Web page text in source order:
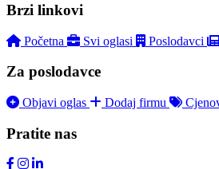
Brzi linkovi
Početna Svi oglasi Poslodavci
Za poslodavce
Objavi oglas Dodaj firmu
Pratite nas